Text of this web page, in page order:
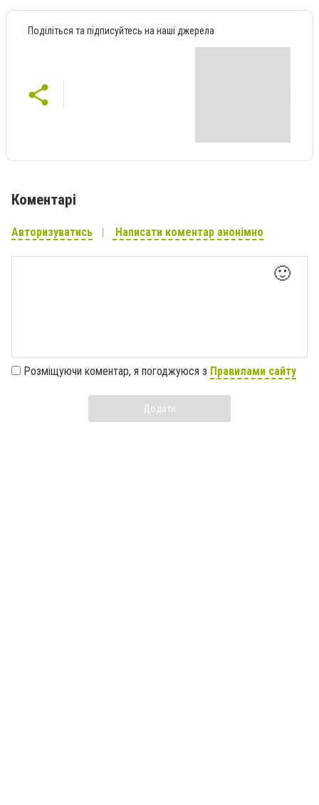
Поділіться та підписуйтесь на наші джерела
Коментарі
Авторизуватись Написати коментар анонімно
🙂
Розміщуючи коментар, я погоджуюся з Правилами сайту
Додати